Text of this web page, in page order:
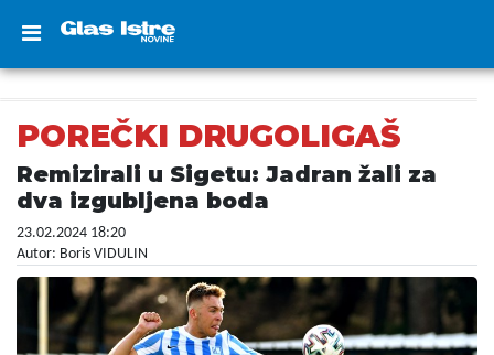
POREČKI DRUGOLIGAŠ
Remizirali u Sigetu: Jadran žali za
dva izgubljena boda
23.02.2024 18:20
Autor: Boris VIDULIN